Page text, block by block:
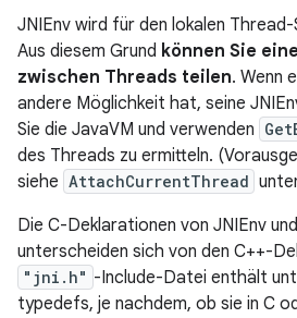
JNIEnv wird für den lokalen
Aus diesem Grund können Sie
zwischen Threads teilen. Wenn
andere Möglichkeit hat, seine
Sie die JavaVM und verwenden
des Threads zu ermitteln.
siehe AttachCurrentThread
Die C-Deklarationen von JNIEnv
unterscheiden sich von den C++-
"jni.h" -Include-Datei enthält
typedefs, je nachdem, ob sie in C